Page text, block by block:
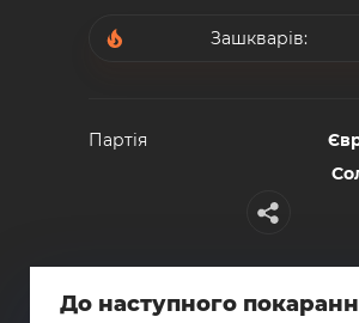
Зашкварів:
Партiя
До наступного